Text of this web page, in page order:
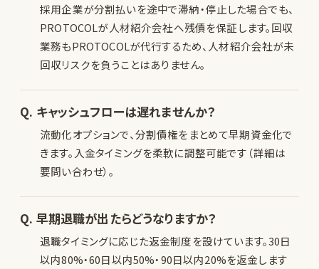
採用企業が分割払いを途中で滞納・停止した場合でも、
PROTOCOLが人材紹介会社へ残債を保証します。回収
業務もPROTOCOLが代行するため、人材紹介会社が未
回収リスクを負うことはありません。
Q. キャッシュフローは遅れませんか？
流動化オプションで、分割債権をまとめて早期資金化で
きます。入金タイミングを柔軟に調整可能です（詳細は
要問い合わせ）。
Q. 早期退職が出たらどうなりますか？
退職タイミングに応じた返金制度を設けています。30日
以内80%・60日以内50%・90日以内20%を返金します